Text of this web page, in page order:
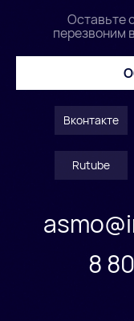
Оставьте
перезвоним
Вконтакте
Rutube
8